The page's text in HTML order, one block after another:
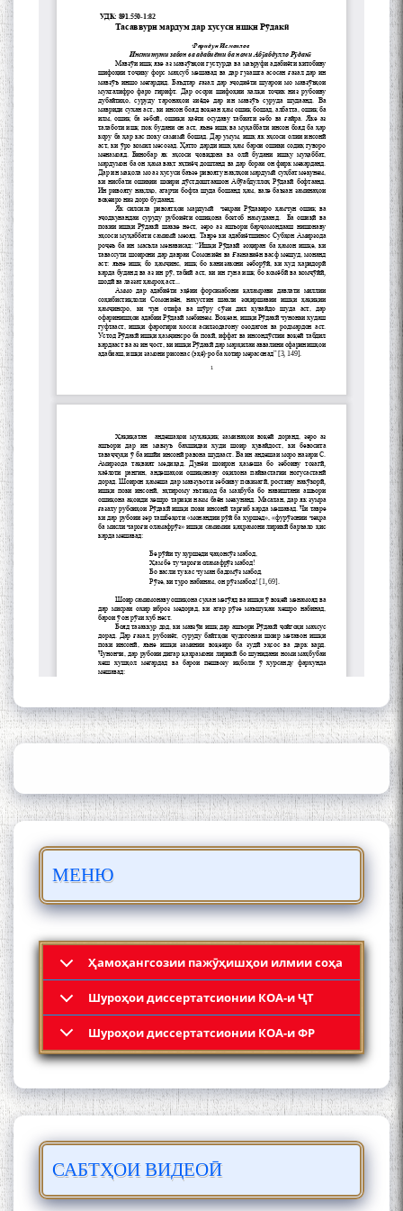
МЕНЮ
Ҳамоҳангсозии пажӯҳишҳои илмии соҳа
Шyроҳои диссертатсионии КОА-и ҶТ
Шyроҳои диссертатсионии КОА-и ФР
САБТҲОИ ВИДЕОӢ
Сухбати навқаламон бо
Муъмин Қаноат\Meeting of
young talents with Mumyin
Kanoat
The Persian Gulf Beautiful
poetry from Устод Мумин
Қаноат (Ustod Mumin Qanoat)
and Master Mehryar
of the name of the Persian
Сайри Дарвоз бо Мӯъмин
Қаноат: Чанор ҳам "гап"
мезанад
ШАРҲИ МУЛОҚОТ БО АҲЛИ
АКАДЕМИЯИ МИЛЛИИ
ИЛМҲОИ ТОҶИКИСТОН
БО 4 000 000 СОМОНӢ
МӮЪМИН ҚАНОАТ СОХТА
Кадамчо Худои Шарифзода
Сайре дар Осорхона